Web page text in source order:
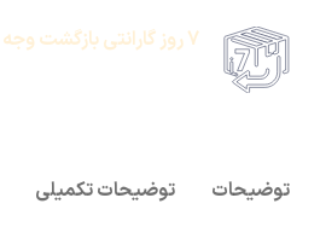
7 روز گارانتی بازگشت وجه
توضیحات توضیحات تکمیلی